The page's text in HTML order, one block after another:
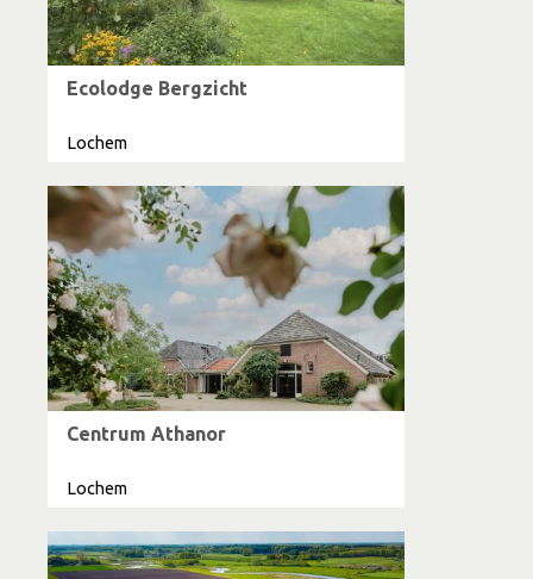
Ecolodge Bergzicht
Lochem
Centrum Athanor
Lochem